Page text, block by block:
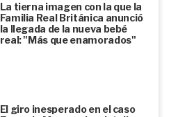
La tierna imagen con la que la
Familia Real Británica anunció
la llegada de la nueva bebé
real: "Más que enamorados"
El giro inesperado en el caso